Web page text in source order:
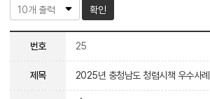
확인
번호 25
제목 2025년 충청남도 청렴시책 우수사례